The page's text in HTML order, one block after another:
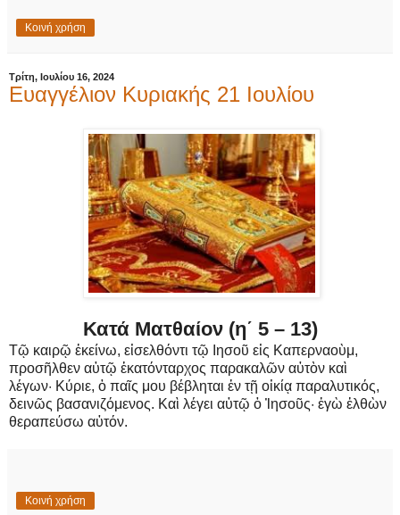
Κοινή χρήση
Τρίτη, Ιουλίου 16, 2024
Ευαγγέλιον Κυριακής 21 Ιουλίου
Κατά Ματθαίον (η΄ 5 – 13)
Τῷ καιρῷ ἐκείνω, εἰσελθόντι τῷ Ιησοῦ εἰς Καπερναοὺμ,
προσῆλθεν αὐτῷ ἑκατόνταρχος παρακαλῶν αὐτὸν καὶ
λέγων· Κύριε, ὁ παῖς μου βέβληται ἐν τῇ οἰκίᾳ παραλυτικός,
δεινῶς βασανιζόμενος. Καὶ λέγει αὐτῷ ὁ Ἰησοῦς· ἐγὼ ἐλθὼν
θεραπεύσω αὐτόν.
Κοινή χρήση